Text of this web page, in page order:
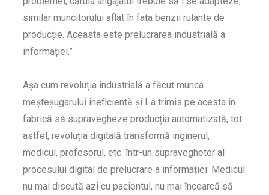
similar muncitorului aflat în fața benzii rulante de
producție. Aceasta este prelucrarea industrială a
informației.”
Așa cum revoluția industrială a făcut munca
meșteșugarului ineficientă și l-a trimis pe acesta în
fabrică să supravegheze producția automatizată, tot
astfel, revoluția digitală transformă inginerul,
medicul, profesorul, etc. într-un supraveghetor al
procesului digital de prelucrare a informației. Medicul
nu mai discută azi cu pacientul, nu mai încearcă să